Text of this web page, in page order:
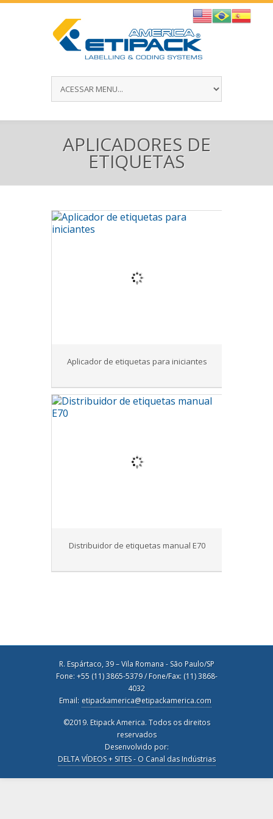
APLICADORES DE
ETIQUETAS
Aplicador de etiquetas para iniciantes
Distribuidor de etiquetas manual E70
R. Espártaco, 39 – Vila Romana - São Paulo/SP
Fone: +55 (11) 3865-5379 / Fone/Fax: (11) 3868-
4032
Email: etipackamerica@etipackamerica.com
©2019. Etipack America. Todos os direitos
reservados
Desenvolvido por:
DELTA VÍDEOS + SITES - O Canal das Indústrias